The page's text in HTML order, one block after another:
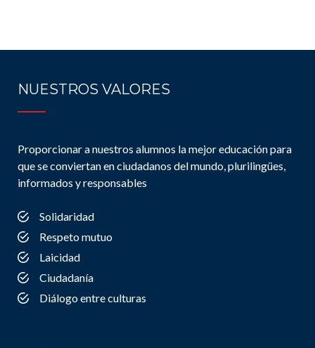
NUESTROS VALORES
Proporcionar a nuestros alumnos la mejor educación para
que se conviertan en ciudadanos del mundo, plurilingües,
informados y responsables
Solidaridad
Respeto mutuo
Laicidad
Ciudadanía
Diálogo entre culturas